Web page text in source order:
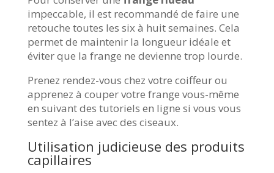
impeccable, il est recommandé de faire une
retouche toutes les six à huit semaines. Cela
permet de maintenir la longueur idéale et
éviter que la frange ne devienne trop lourde.
Prenez rendez-vous chez votre coiffeur ou
apprenez à couper votre frange vous-même
en suivant des tutoriels en ligne si vous vous
sentez à l’aise avec des ciseaux.
Utilisation judicieuse des produits
capillaires